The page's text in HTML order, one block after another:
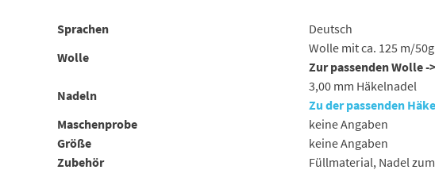
Sprachen
Deutsch
Wolle
Wolle mit ca. 125 m/
Zur passenden Wolle ->
Nadeln
3,00 mm Häkelnadel
Zu der passenden
Maschenprobe
keine Angaben
Größe
keine Angaben
Zubehör
Füllmaterial, Nadel